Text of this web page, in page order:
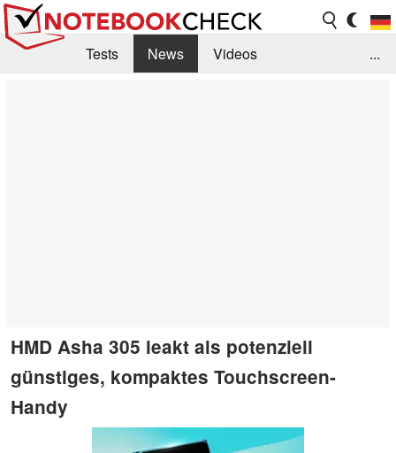
Tests News
Videos
...
HMD Asha 305 leakt als potenziell
günstiges, kompaktes Touchscreen-
Handy